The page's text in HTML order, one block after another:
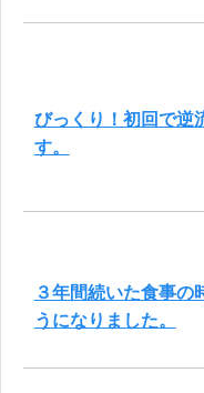
びっくり！初回で逆
す。
３年間続いた食事の
うになりました。